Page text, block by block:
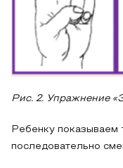
Рис. 2. Упражнение
Ребенку показываем
последовательно